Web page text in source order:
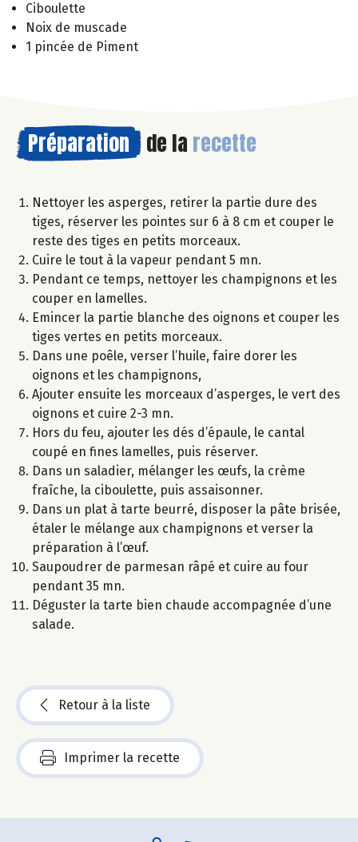
Ciboulette
Noix de muscade
1 pincée de Piment
Préparation de la recette
Nettoyer les asperges, retirer la partie dure des
tiges, réserver les pointes sur 6 à 8 cm et couper le
reste des tiges en petits morceaux.
Cuire le tout à la vapeur pendant 5 mn.
Pendant ce temps, nettoyer les champignons et les
couper en lamelles.
Emincer la partie blanche des oignons et couper les
tiges vertes en petits morceaux.
Dans une poêle, verser l’huile, faire dorer les
oignons et les champignons,
Ajouter ensuite les morceaux d’asperges, le vert des
oignons et cuire 2-3 mn.
Hors du feu, ajouter les dés d’épaule, le cantal
coupé en fines lamelles, puis réserver.
Dans un saladier, mélanger les œufs, la crème
fraîche, la ciboulette, puis assaisonner.
Dans un plat à tarte beurré, disposer la pâte brisée,
étaler le mélange aux champignons et verser la
préparation à l’œuf.
Saupoudrer de parmesan râpé et cuire au four
pendant 35 mn.
Déguster la tarte bien chaude accompagnée d’une
salade.
Retour à la liste
Imprimer la recette